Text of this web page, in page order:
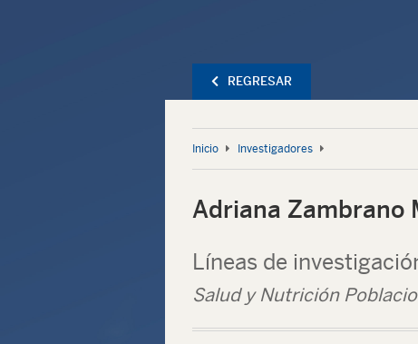
REGRESAR
Inicio Investigadores
Adriana Zambrano
Líneas de
Salud y Nutrición